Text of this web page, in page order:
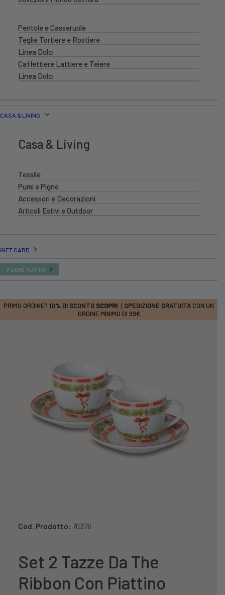
Pentole e Casseruole
Teglie Tortiere e Rostiere
Linea Dolci
Caffettiere Lattiere e Teiere
Linea Dolci
CASA & LIVING
Casa & Living
Tessile
Pumi e Pigne
Accessori e Decorazioni
Articoli Estivi e Outdoor
GIFT CARD
FUORI TUTTO
PRIMO ORDINE? 10% DI SCONTO SCOPRI | SPEDIZIONE GRATUITA CON UN
ORDINE MINIMO DI 99€
Cod. Prodotto: 70376
Set 2 Tazze Da The
Ribbon Con Piattino